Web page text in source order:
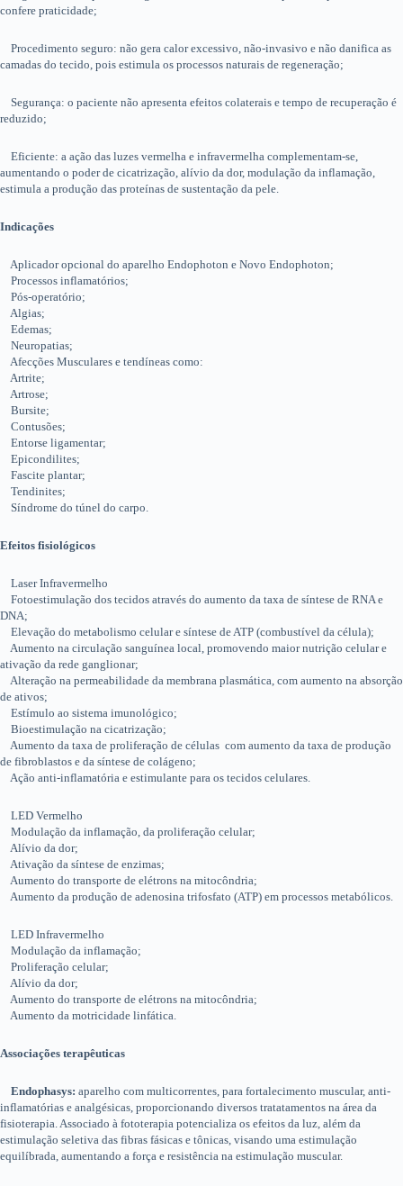
confere praticidade;
Procedimento seguro: não gera calor excessivo, não-invasivo e não danifica as
camadas do tecido, pois estimula os processos naturais de regeneração;
Segurança: o paciente não apresenta efeitos colaterais e tempo de recuperação é
reduzido;
Eficiente: a ação das luzes vermelha e infravermelha complementam-se,
aumentando o poder de cicatrização, alívio da dor, modulação da inflamação,
estimula a produção das proteínas de sustentação da pele.
Indicações
Aplicador opcional do aparelho Endophoton e Novo Endophoton;
Processos inflamatórios;
Pós-operatório;
Algias;
Edemas;
Neuropatias;
Afecções Musculares e tendíneas como:
Artrite;
Artrose;
Bursite;
Contusões;
Entorse ligamentar;
Epicondilites;
Fascite plantar;
Tendinites;
Síndrome do túnel do carpo.
Efeitos fisiológicos
Laser Infravermelho
Fotoestimulação dos tecidos através do aumento da taxa de síntese de RNA e
DNA;
Elevação do metabolismo celular e síntese de ATP (combustível da célula);
Aumento na circulação sanguínea local, promovendo maior nutrição celular e
ativação da rede ganglionar;
Alteração na permeabilidade da membrana plasmática, com aumento na absorção
de ativos;
Estímulo ao sistema imunológico;
Bioestimulação na cicatrização;
Aumento da taxa de proliferação de células com aumento da taxa de produção
de fibroblastos e da síntese de colágeno;
Ação anti-inflamatória e estimulante para os tecidos celulares.
LED Vermelho
Modulação da inflamação, da proliferação celular;
Alívio da dor;
Ativação da síntese de enzimas;
Aumento do transporte de elétrons na mitocôndria;
Aumento da produção de adenosina trifosfato (ATP) em processos metabólicos.
LED Infravermelho
Modulação da inflamação;
Proliferação celular;
Alívio da dor;
Aumento do transporte de elétrons na mitocôndria;
Aumento da motricidade linfática.
Associações terapêuticas
Endophasys: aparelho com multicorrentes, para fortalecimento muscular, anti-
inflamatórias e analgésicas, proporcionando diversos tratatamentos na área da
fisioterapia. Associado à fototerapia potencializa os efeitos da luz, além da
estimulação seletiva das fibras fásicas e tônicas, visando uma estimulação
equilíbrada, aumentando a força e resistência na estimulação muscular.